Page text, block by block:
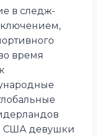
в следж-
время
США девушки